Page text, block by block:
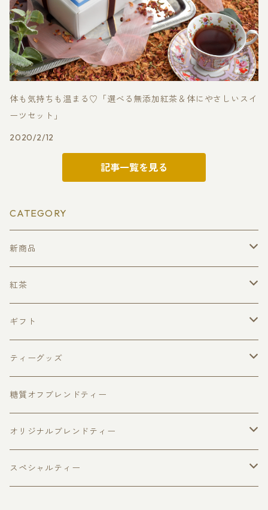
体も気持ちも温まる♡「選べる無添加紅茶＆体にやさしいスイ
ーツセット」
2020/2/12
記事一覧を見る
CATEGORY
新商品
クリスマスティー
ローズフォレスト
アップルパイ
福袋
ベリーフルーツ
紅茶
ピュアセイロンティー（無添加・無着香）
キャンディ
ウヴァ
フレーバードティー
チョコベリー
アールグレイ
ダージリン
ファーストフラッシュ
リーフティー
スパイスティー
ティーバッグ
ギフト
ピュアセイロンティー３種セット
マグカップ
キャディスプーン
さくらティー個包装ティーバッグ5個入
ティーグッズ
ティーポット
ハリオジャンピングティーポット
ティーカップ
ハリオティーカップ＆ソーサー
ティーストレーナー
糖質オフブレンドティー
オリジナルブレンドティー
糖質オフブレンド
スペシャルティー